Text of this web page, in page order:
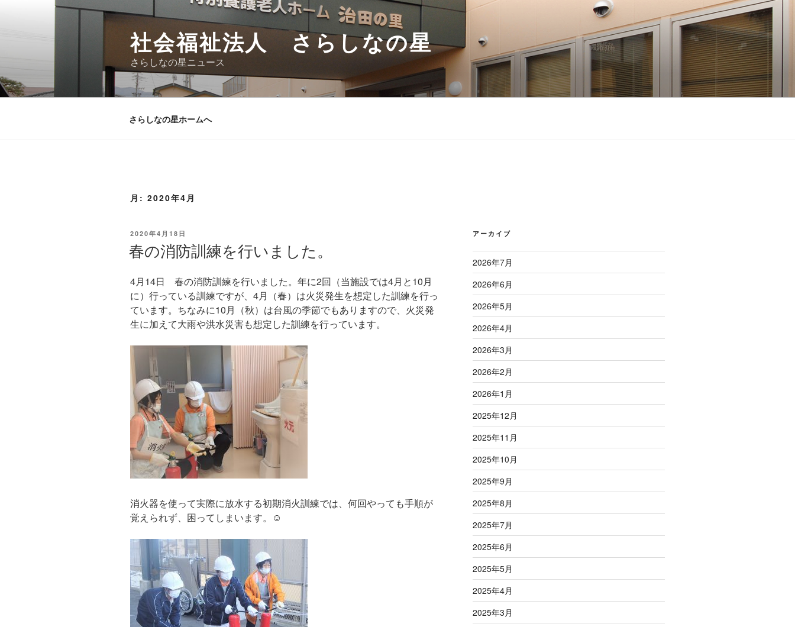
へ
ス
社会福祉法人 さらしなの星
さらしなの星ニュース
さらしなの星ホームへ
月: 2020年4月
投
日:
2020年4月18日
春の消防訓練を行いました。
4月14日 春の消防訓練を行いました。年に2回（当施設では4月と10月
に）行っている訓練ですが、4月（春）は火災発生を想定した訓練を行っ
ています。ちなみに10月（秋）は台風の季節でもありますので、火災発
生に加えて大雨や洪水災害も想定した訓練を行っています。
消火器を使って実際に放水する初期消火訓練では、何回やっても手順が
覚えられず、困ってしまいます。☺
アーカイブ
2026年7月
2026年6月
2026年5月
2026年4月
2026年3月
2026年2月
2026年1月
2025年12月
2025年11月
2025年10月
2025年9月
2025年8月
2025年7月
2025年6月
2025年5月
2025年4月
2025年3月